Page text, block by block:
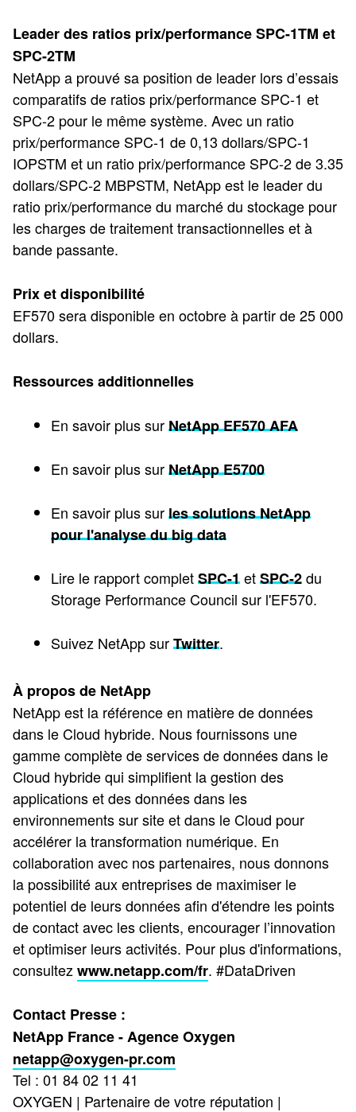
Leader des ratios prix/performance SPC-1TM et
SPC-2TM
NetApp a prouvé sa position de leader lors d’essais
comparatifs de ratios prix/performance SPC-1 et
SPC-2 pour le même système. Avec un ratio
prix/performance SPC-1 de 0,13 dollars/SPC-1
IOPSTM et un ratio prix/performance SPC-2 de 3.35
dollars/SPC-2 MBPSTM, NetApp est le leader du
ratio prix/performance du marché du stockage pour
les charges de traitement transactionnelles et à
bande passante.
Prix et disponibilité
EF570 sera disponible en octobre à partir de 25 000
dollars.
Ressources additionnelles
En savoir plus surNetApp EF570 AFA
En savoir plus surNetApp E5700
En savoir plus surles solutions NetApp
pour l'analyse du big data
Lire le rapport completSPC-1etSPC-2du
Storage Performance Council sur l'EF570.
Suivez NetApp surTwitter.
À propos de NetApp
NetApp est la référence en matière de données
dans le Cloud hybride. Nous fournissons une
gamme complète de services de données dans le
Cloud hybride qui simplifient la gestion des
applications et des données dans les
environnements sur site et dans le Cloud pour
accélérer la transformation numérique. En
collaboration avec nos partenaires, nous donnons
la possibilité aux entreprises de maximiser le
potentiel de leurs données afin d'étendre les points
de contact avec les clients, encourager l’innovation
et optimiser leurs activités. Pour plus d'informations,
consultez www.netapp.com/fr. #DataDriven
Contact Presse :
NetApp France - Agence Oxygen
netapp@oxygen-pr.com
Tel : 01 84 02 11 41
OXYGEN | Partenaire de votre réputation |